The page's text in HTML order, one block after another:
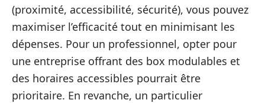
(proximité, accessibilité, sécurité), vous pouvez
maximiser l’efficacité tout en minimisant les
dépenses. Pour un professionnel, opter pour
une entreprise offrant des box modulables et
des horaires accessibles pourrait être
prioritaire. En revanche, un particulier